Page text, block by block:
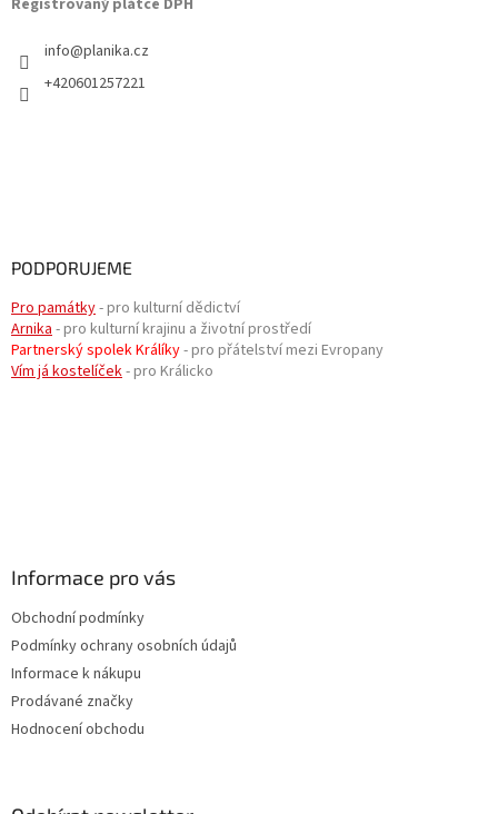
info@planika.cz
+420601257221
PODPORUJEME
Pro památky- pro kulturní dědictví
Arnika - pro kulturní krajinu a životní prostředí
Partnerský spolek Králíky- pro přátelství mezi Evropany
Vím já kostelíček- pro Králicko
Informace pro vás
Obchodní podmínky
Podmínky ochrany osobních údajů
Informace k nákupu
Prodávané značky
Hodnocení obchodu